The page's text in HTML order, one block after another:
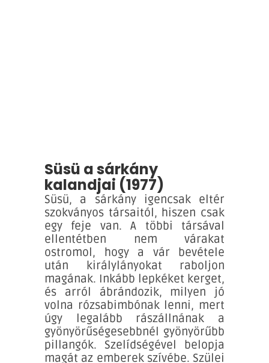
Süsü a sárkány
kalandjai (1977)
Süsü, a sárkány igencsak eltér
szokványos társaitól, hiszen csak
egy feje van. A többi társával
ellentétben nem várakat
ostromol, hogy a vár bevétele
után királylányokat raboljon
magának. Inkább lepkéket kerget,
és arról ábrándozik, milyen jó
volna rózsabimbónak lenni, mert
úgy legalább rászállnának a
gyönyörűségesebbnél gyönyörűbb
pillangók. Szelídségével belopja
magát az emberek szívébe. Szülei